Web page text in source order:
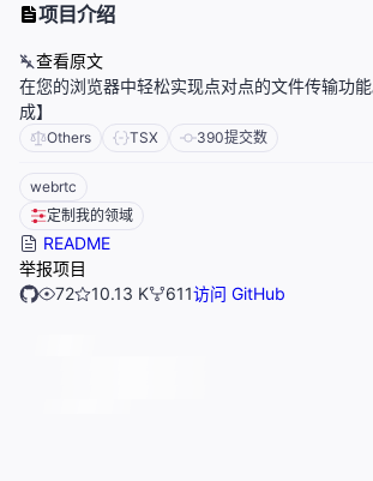
项目介绍
查看原文
在您的浏览器中轻松实现点对点的文件传输功
成】
Others TSX 390提交数
webrtc
定制我的领域
README
举报项目
72
10.13 K 611访问 GitHub